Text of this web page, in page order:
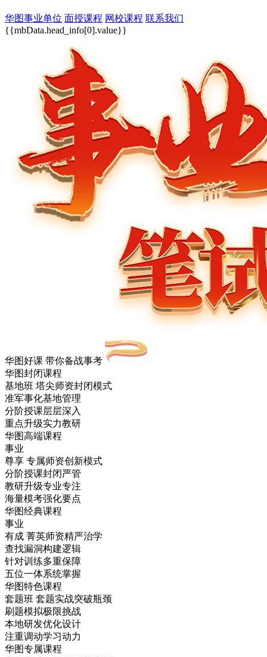
华图事业单位 面授课程 网校课程 联系我们
{{mbData.head_info[0].value}}
华图好课 带你备战事考
华图封闭课程
基地班 塔尖师资封闭模式
准军事化基地管理
分阶授课层层深入
重点升级实力教研
华图高端课程
事业
尊享 专属师资创新模式
分阶授课封闭严管
教研升级专业专注
海量模考强化要点
华图经典课程
事业
有成 菁英师资精严治学
查找漏洞构建逻辑
针对训练多重保障
五位一体系统掌握
华图特色课程
套题班 套题实战突破瓶颈
刷题模拟极限挑战
本地研发优化设计
注重调动学习动力
华图专属课程